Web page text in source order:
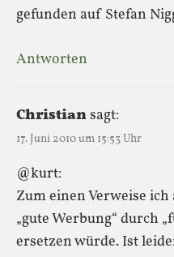
gefunden auf Stefan
Antworten
Christiansagt:
17. Juni 2010 um 15:53 Uhr
@kurt:
Zum einen Verweise ich
„gute Werbung“ durch
ersetzen würde. Ist